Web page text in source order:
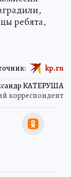
ребята,
КАТЕРУША
корреспондент
kp.ru